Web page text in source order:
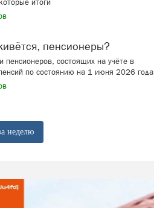
итоги
пенсионеры?
пенсионеров, состоящих на учёте в
по состоянию на 1 июня 2026 года.
неделю